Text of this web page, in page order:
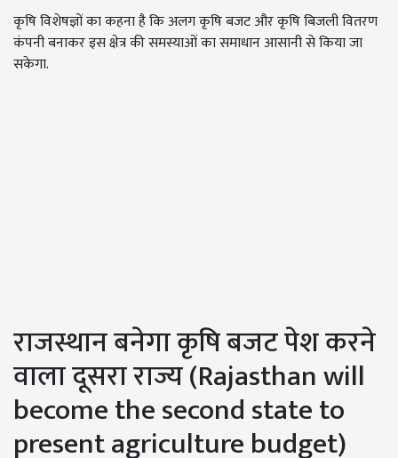
कृषि विशेषज्ञों का कहना है कि अलग कृषि बजट और कृषि बिजली वितरण
कंपनी बनाकर इस क्षेत्र की समस्याओं का समाधान आसानी से किया जा
सकेगा.
राजस्थान बनेगा कृषि बजट पेश करने
वाला दूसरा राज्य (Rajasthan will
become the second state to
present agriculture budget)